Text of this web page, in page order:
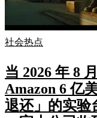
社会热点
当 2026 年 8
Amazon 6 亿
退还」的实验